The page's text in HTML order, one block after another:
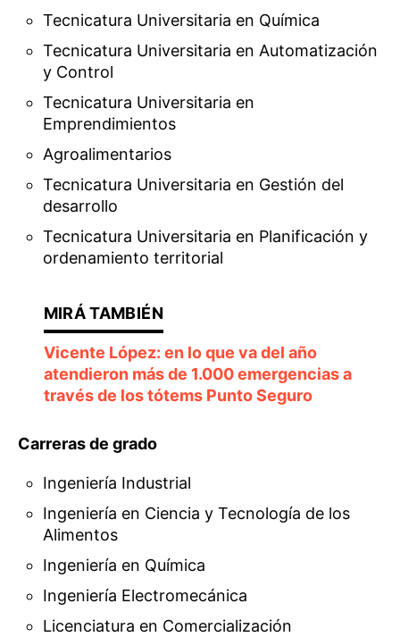
Tecnicatura Universitaria en Química
Tecnicatura Universitaria en Automatización
y Control
Tecnicatura Universitaria en
Emprendimientos
Agroalimentarios
Tecnicatura Universitaria en Gestión del
desarrollo
Tecnicatura Universitaria en Planificación y
ordenamiento territorial
Vicente López: en lo que va del año
atendieron más de 1.000 emergencias a
través de los tótems Punto Seguro
Carreras de grado
Ingeniería Industrial
Ingeniería en Ciencia y Tecnología de los
Alimentos
Ingeniería en Química
Ingeniería Electromecánica
Licenciatura en Comercialización